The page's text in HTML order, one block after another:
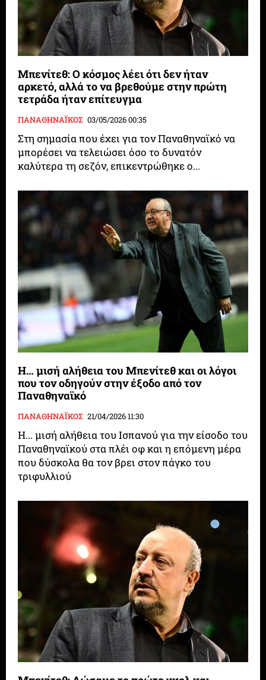
Μπενίτεθ: Ο κόσμος λέει ότι δεν ήταν
αρκετό, αλλά το να βρεθούμε στην πρώτη
τετράδα ήταν επίτευγμα
ΠΑΝΑΘΗΝΑΪΚΟΣ 03/05/2026 00:35
Στη σημασία που έχει για τον Παναθηναϊκό να
μπορέσει να τελειώσει όσο το δυνατόν
καλύτερα τη σεζόν, επικεντρώθηκε ο...
Η… μισή αλήθεια του Μπενίτεθ και οι λόγοι
που τον οδηγούν στην έξοδο από τον
Παναθηναϊκό
ΠΑΝΑΘΗΝΑΪΚΟΣ 21/04/2026 11:30
Η... μισή αλήθεια του Ισπανού για την είσοδο του
Παναθηναϊκού στα πλέι οφ και η επόμενη μέρα
που δύσκολα θα τον βρει στον πάγκο του
τριφυλλιού